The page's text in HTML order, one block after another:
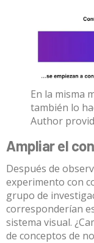
En la misma
también lo
Author
Ampliar el
Después de
experimento con
grupo de
corresponderían
sistema visual.
de conceptos de